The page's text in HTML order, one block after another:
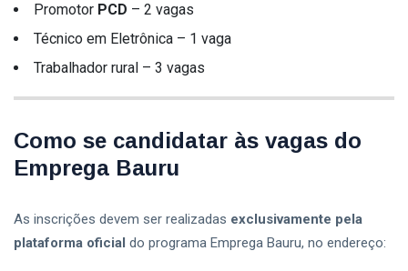
Cit Bauru
Oportunidades De Trabalho Bauru
Promotor PCD – 2 vagas
Técnico em Eletrônica – 1 vaga
Trabalhador rural – 3 vagas
Como se candidatar às vagas do
Emprega Bauru
As inscrições devem ser realizadas exclusivamente pela
plataforma oficial do programa Emprega Bauru, no endereço: